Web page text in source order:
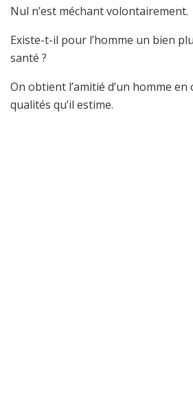
Nul n’est méchant volontairement.
Existe-t-il pour l’homme un bien
santé ?
On obtient l’amitié d’un homme
qualités qu’il estime.